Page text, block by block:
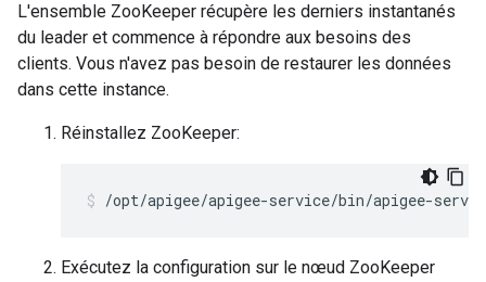
L'ensemble ZooKeeper récupère les derniers instantanés
du leader et commence à répondre aux besoins des
clients. Vous n'avez pas besoin de restaurer les données
dans cette instance.
Réinstallez ZooKeeper:
/opt/apigee/apigee-service/bin/apigee-
Exécutez la configuration sur le nœud ZooKeeper